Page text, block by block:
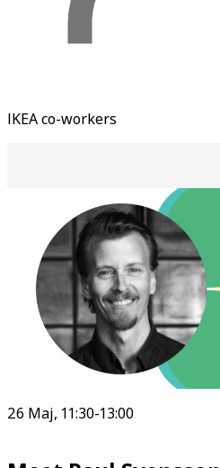
IKEA co-workers
26 Maj, 11:30-13:00